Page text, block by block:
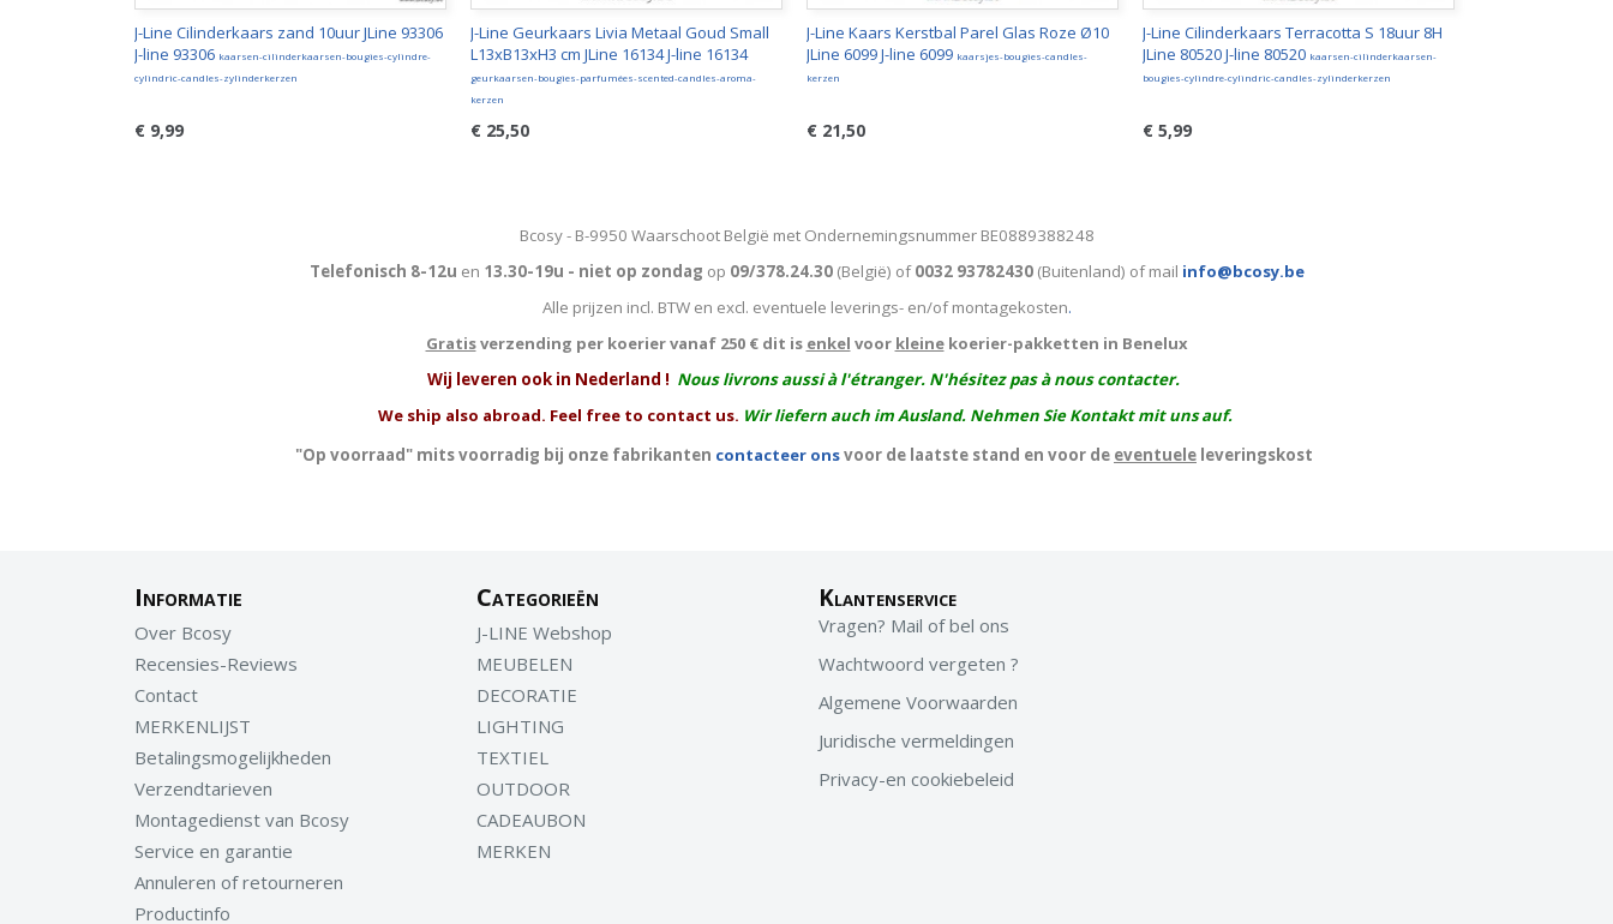
J-Line Cilinderkaars zand 10uur JLine 93306
J-line 93306 kaarsen-cilinderkaarsen-bougies-cylindre-
cylindric-candles-zylinderkerzen
€ 9,99
J-Line Geurkaars Livia Metaal Goud Small
L13xB13xH3 cm JLine 16134 J-line 16134
geurkaarsen-bougies-parfumées-scented-candles-aroma-
kerzen
€ 25,50
J-Line Kaars Kerstbal Parel Glas Roze Ø10
JLine 6099 J-line 6099 kaarsjes-bougies-candles-
kerzen
€ 21,50
J-Line Cilinderkaars Terracotta S 18uur 8H
JLine 80520 J-line 80520 kaarsen-cilinderkaarsen-
bougies-cylindre-cylindric-candles-zylinderkerzen
€ 5,99
Bcosy - B-9950 Waarschoot België met Ondernemingsnummer BE0889388248
Telefonisch 8-12u en 13.30-19u - niet op zondag op 09/378.24.30(België) of0032 93782430(Buitenland) of mail info@bcosy.be
Alle prijzen incl. BTW en excl. eventuele leverings- en/of montagekosten.
Gratisverzending per koerier vanaf 250 € dit is enkel voor kleinekoerier-pakketten in Benelux
Wij leveren ook in Nederland ! Nous livrons aussi à l'étranger. N'hésitez pas à nous contacter.
We ship also abroad. Feel free to contact us. Wir liefern auch im Ausland. Nehmen Sie Kontakt mit uns auf.
"Op voorraad" mits voorradig bij onze fabrikanten contacteer onsvoor de laatste stand en voor de eventuele leveringskost
Informatie
Over Bcosy
Recensies-Reviews
Contact
MERKENLIJST
Betalingsmogelijkheden
Verzendtarieven
Montagedienst van Bcosy
Service en garantie
Annuleren of retourneren
Productinfo
Categorieën
J-LINE Webshop
MEUBELEN
DECORATIE
LIGHTING
TEXTIEL
OUTDOOR
CADEAUBON
MERKEN
Klantenservice
Vragen? Mail of bel ons
Wachtwoord vergeten ?
Algemene Voorwaarden
Juridische vermeldingen
Privacy-en cookiebeleid